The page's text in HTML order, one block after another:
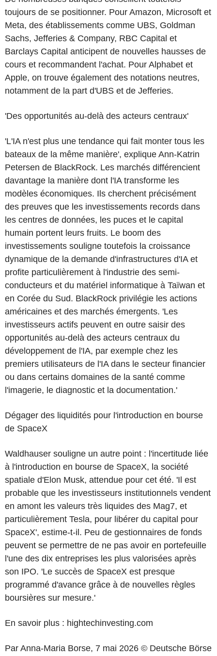
toujours de se positionner. Pour Amazon, Microsoft et
Meta, des établissements comme UBS, Goldman
Sachs, Jefferies & Company, RBC Capital et
Barclays Capital anticipent de nouvelles hausses de
cours et recommandent l'achat. Pour Alphabet et
Apple, on trouve également des notations neutres,
notamment de la part d'UBS et de Jefferies.
'Des opportunités au-delà des acteurs centraux'
'L'IA n'est plus une tendance qui fait monter tous les
bateaux de la même manière', explique Ann-Katrin
Petersen de BlackRock. Les marchés différencient
davantage la manière dont l'IA transforme les
modèles économiques. Ils cherchent précisément
des preuves que les investissements records dans
les centres de données, les puces et le capital
humain portent leurs fruits. Le boom des
investissements souligne toutefois la croissance
dynamique de la demande d'infrastructures d'IA et
profite particulièrement à l'industrie des semi-
conducteurs et du matériel informatique à Taïwan et
en Corée du Sud. BlackRock privilégie les actions
américaines et des marchés émergents. 'Les
investisseurs actifs peuvent en outre saisir des
opportunités au-delà des acteurs centraux du
développement de l'IA, par exemple chez les
premiers utilisateurs de l'IA dans le secteur financier
ou dans certains domaines de la santé comme
l'imagerie, le diagnostic et la documentation.'
Dégager des liquidités pour l'introduction en bourse
de SpaceX
Waldhauser souligne un autre point : l'incertitude liée
à l'introduction en bourse de SpaceX, la société
spatiale d'Elon Musk, attendue pour cet été. 'Il est
probable que les investisseurs institutionnels vendent
en amont les valeurs très liquides des Mag7, et
particulièrement Tesla, pour libérer du capital pour
SpaceX', estime-t-il. Peu de gestionnaires de fonds
peuvent se permettre de ne pas avoir en portefeuille
l'une des dix entreprises les plus valorisées après
son IPO. 'Le succès de SpaceX est presque
programmé d'avance grâce à de nouvelles règles
boursières sur mesure.'
En savoir plus : hightechinvesting.com
Par Anna-Maria Borse, 7 mai 2026 © Deutsche Börse